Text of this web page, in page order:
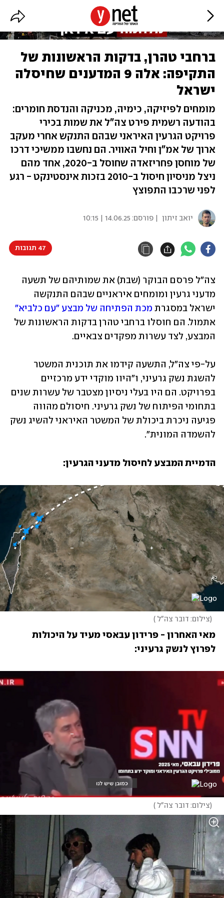
ברחבי טהרן, בדקות הראשונות של
התקיפה: אלה 9 המדענים שחיסלה
ישראל
מומחים לפיזיקה, כימיה, מכניקה והנדסת חומרים:
בהודעה רשמית פירט צה"ל את שמות בכירי
פרויקט הגרעין האיראני שבהם התנקש אחרי מעקב
ארוך של אמ"ן וחיל האוויר. הם נחשבו ממשיכי דרכו
של מוחסן פחריזאדה שחוסל ב-2020, אחד מהם
ניצל מניסיון חיסול ב-2010 בזכות אינסטינקט - רגע
לפני שרכבו התפוצץ
יואב זיתון | פורסם: 14.06.25 | 10:15
47 תגובות
ישראל במסגרת מכת הפתיחה של מבצע "עם כלביא"
המבצע, לצד עשרות מפקדים צבאיים.
להשמדה המונית".
הדמיית המבצע לחיסול מדעני הגרעין:
(צילום: דובר צה"ל )
לפרוץ לנשק גרעיני:
(צילום: דובר צה"ל )